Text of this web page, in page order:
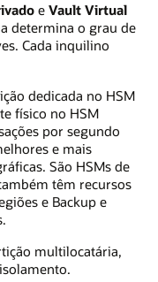
e Vault Virtual
determina o grau de
Cada inquilino
dedicada no HSM
físico no HSM
por segundo
e mais
São HSMs de
têm recursos
e Backup e
multilocatária,